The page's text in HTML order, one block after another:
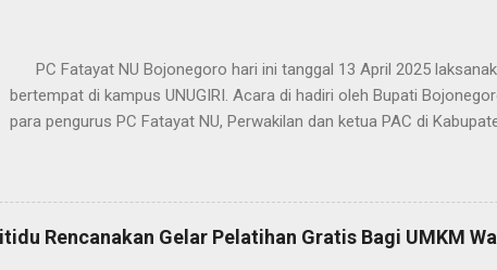
PC Fatayat NU Bojonegoro hari ini tanggal 13 April 2025
bertempat di kampus UNUGIRI. Acara di hadiri oleh Bupati
para pengurus PC Fatayat NU, Perwakilan dan ketua PAC di
NU dalam Menjaga Ideologi dan Peradaban” ini menjadi
Fatayat NU sebagai garda terdepan pemberdayaan perempuan di
terpilihlah saudari Rutin Winarsih. Dalam wawancara media ini
menyampaikan selamat dan berharap ke depan dalam acara baik
Rencanakan Gelar Pelatihan Gratis Bagi UMKM